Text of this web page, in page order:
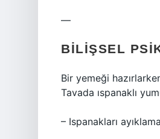
—
BILIŞSEL
Bir yemeği
Tavada ıspanaklı
– Ispanakları